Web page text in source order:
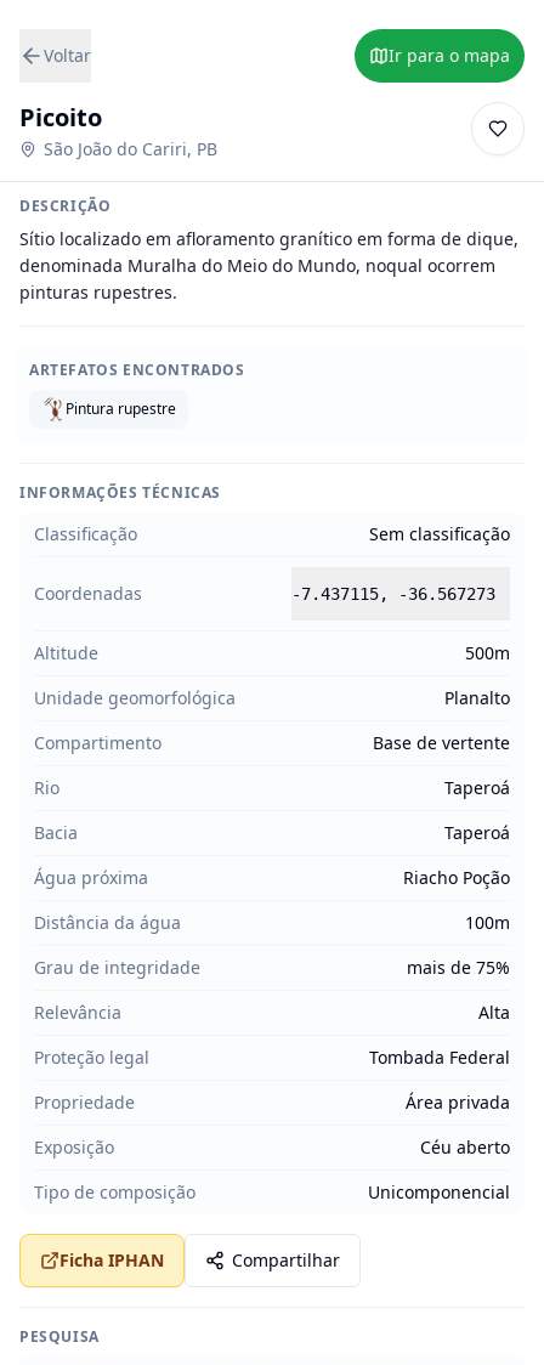
Voltar Ir para o mapa
Picoito
São João do Cariri, PB
DESCRIÇÃO
Sítio localizado em afloramento granítico em forma de dique,
denominada Muralha do Meio do Mundo, noqual ocorrem
pinturas rupestres.
ARTEFATOS ENCONTRADOS
Pintura rupestre
INFORMAÇÕES TÉCNICAS
Classificação Sem classificação
Coordenadas -7.437115, -36.567273
Altitude
500m
Unidade geomorfológica
Planalto
Compartimento
Base de vertente
Rio
Taperoá
Bacia
Taperoá
Água próxima
Riacho Poção
Distância da água
100m
Grau de integridade
mais de 75%
Relevância
Alta
Proteção legal
Tombada Federal
Propriedade
Área privada
Exposição
Céu aberto
Tipo de composição
Unicomponencial
Ficha IPHAN Compartilhar
PESQUISA